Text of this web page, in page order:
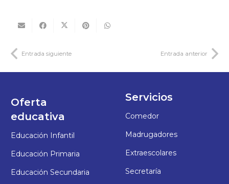
Entrada siguiente Entrada anterior
Oferta
educativa
Educación Infantil
Educación Primaria
Educación Secundaria
Servicios
Comedor
Madrugadores
Extraescolares
Secretaría